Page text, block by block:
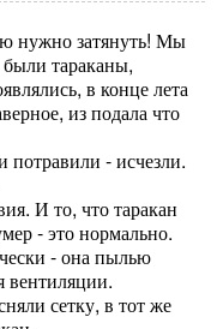
нужно затянуть! Мы
тараканы,
в конце лета
из подала что
потравили - исчезли.
И то, что таракан
- это нормально.
- она пылью
вентиляции.
сетку, в тот же